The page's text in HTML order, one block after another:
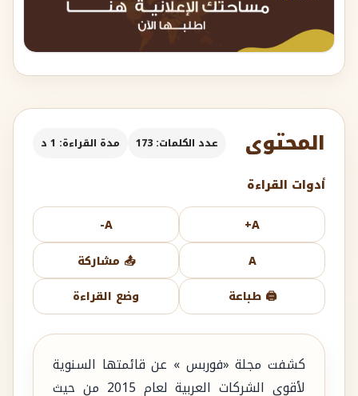
المحتوى عدد الكلمات: 173 مدة القراءة: 1 د
أدوات القراءة
A+
A-
A
📤 مشاركة
🖨️ طباعة
وضع القراءة
كشفت مجلة «فوربس » عن قائمتها السنوية
لأقوى الشركات العربية لعام 2015 من حيث